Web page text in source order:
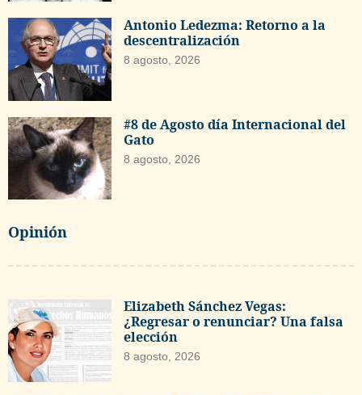
Antonio Ledezma: Retorno a la
descentralización
8 agosto, 2026
#8 de Agosto día Internacional del
Gato
8 agosto, 2026
Opinión
Elizabeth Sánchez Vegas:
¿Regresar o renunciar? Una falsa
elección
8 agosto, 2026